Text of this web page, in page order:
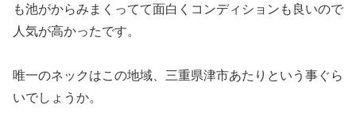
も池がからみまくってて面白くコンディションも良いので
人気が高かったです。
唯一のネックはこの地域、三重県津市あたりという事ぐら
いでしょうか。